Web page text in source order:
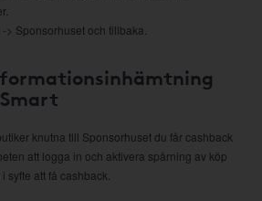
> Sponsorhuset och tillbaka.
knutna till Sponsorhuset du får cashback
att logga in och aktivera spårning av köp
syfte att få cashback.